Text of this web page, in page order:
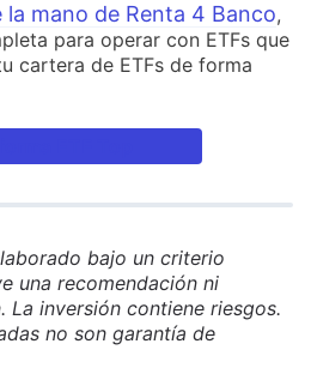
la mano de Renta 4 Banco,
para operar con ETFs que
cartera de ETFs de forma
bajo un criterio
una recomendación ni
La inversión contiene riesgos.
no son garantía de